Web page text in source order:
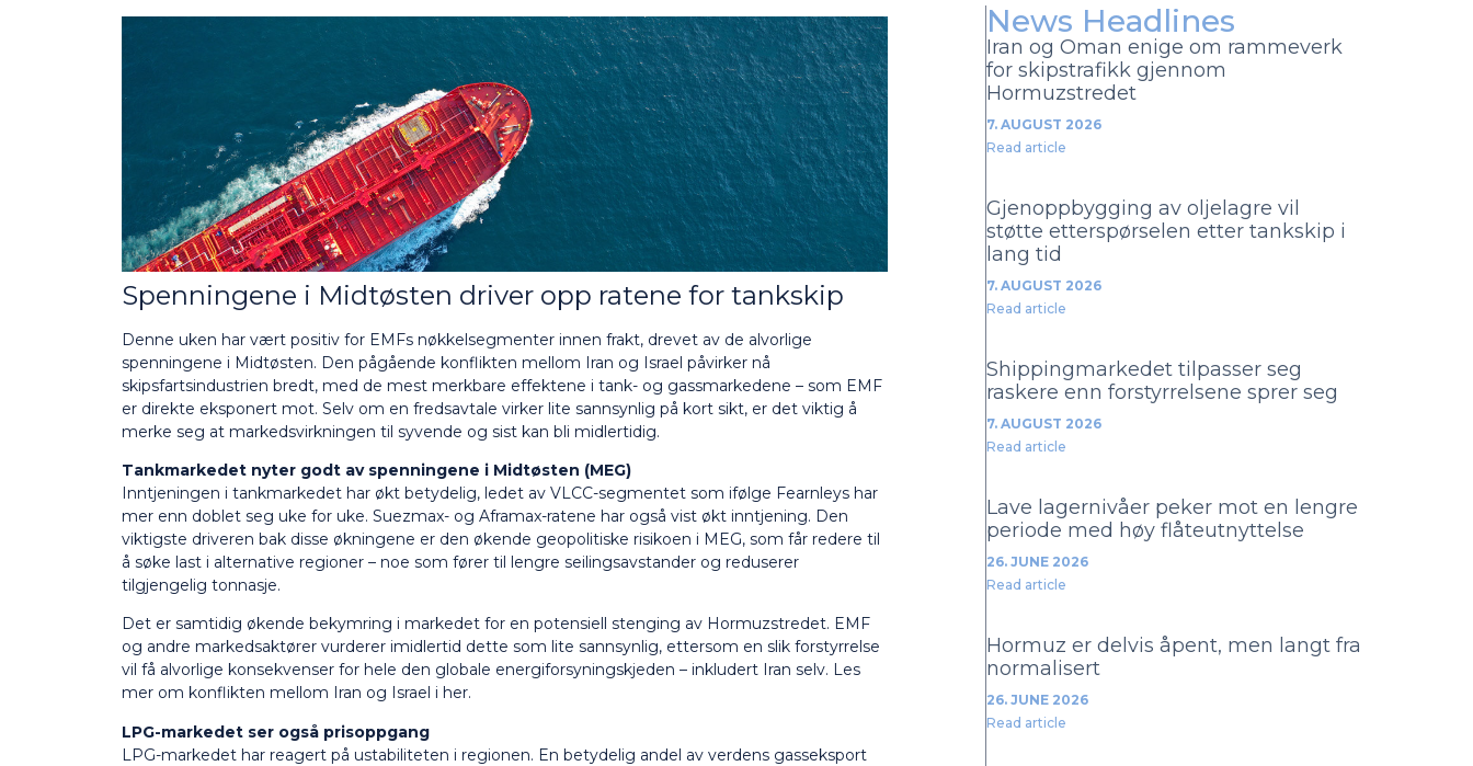
Spenningene i Midtøsten driver opp ratene for tankskip
Denne uken har vært positiv for EMFs nøkkelsegmenter innen frakt, drevet av de alvorlige
spenningene i Midtøsten. Den pågående konflikten mellom Iran og Israel påvirker nå
skipsfartsindustrien bredt, med de mest merkbare effektene i tank- og gassmarkedene – som EMF
er direkte eksponert mot. Selv om en fredsavtale virker lite sannsynlig på kort sikt, er det viktig å
merke seg at markedsvirkningen til syvende og sist kan bli midlertidig.
Tankmarkedet nyter godt av spenningene i Midtøsten (MEG)
Inntjeningen i tankmarkedet har økt betydelig, ledet av VLCC-segmentet som ifølge Fearnleys har
mer enn doblet seg uke for uke. Suezmax- og Aframax-ratene har også vist økt inntjening. Den
viktigste driveren bak disse økningene er den økende geopolitiske risikoen i MEG, som får redere til
å søke last i alternative regioner – noe som fører til lengre seilingsavstander og reduserer
tilgjengelig tonnasje.
Det er samtidig økende bekymring i markedet for en potensiell stenging av Hormuzstredet. EMF
og andre markedsaktører vurderer imidlertid dette som lite sannsynlig, ettersom en slik forstyrrelse
vil få alvorlige konsekvenser for hele den globale energiforsyningskjeden – inkludert Iran selv. Les
mer om konflikten mellom Iran og Israel i her.
LPG-markedet ser også prisoppgang
LPG-markedet har reagert på ustabiliteten i regionen. En betydelig andel av verdens gasseksport
News Headlines
Iran og Oman enige om rammeverk
for skipstrafikk gjennom
Hormuzstredet
7. AUGUST 2026
Read article
Gjenoppbygging av oljelagre vil
støtte etterspørselen etter tankskip i
lang tid
7. AUGUST 2026
Read article
Shippingmarkedet tilpasser seg
raskere enn forstyrrelsene sprer seg
7. AUGUST 2026
Read article
Lave lagernivåer peker mot en lengre
periode med høy flåteutnyttelse
26. JUNE 2026
Read article
Hormuz er delvis åpent, men langt fra
normalisert
26. JUNE 2026
Read article